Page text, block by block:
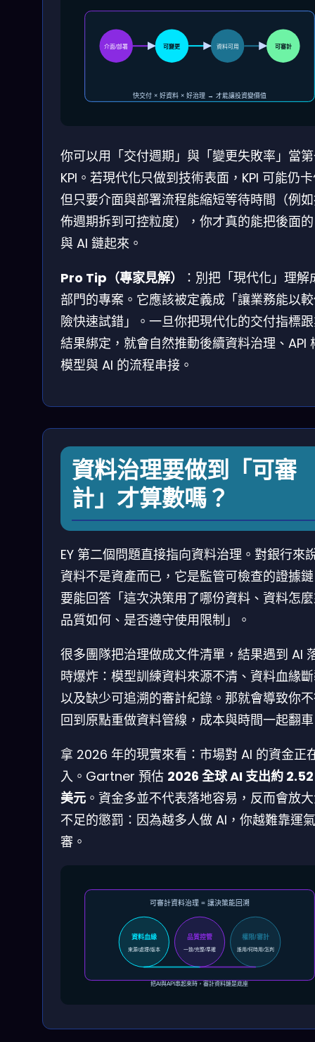
介面/部署 可變更 資料可用 可審計
快交付 × 好資料 × 好治理 → 才能讓投資變價值
你可以用「交付週期」與「變更失敗率」當
KPI。若現代化只做到技術表面，KPI 可能仍
但只要介面與部署流程能縮短等待時間（例
佈週期拆到可控粒度），你才真的能把後面
與 AI 鏈起來。
Pro Tip（專家見解）
：別把「現代化」理解
部門的專案。它應該被定義成「讓業務能以
險快速試錯」。一旦你把現代化的交付指標
結果綁定，就會自然推動後續資料治理、API
模型與 AI 的流程串接。
資料治理要做到「可審
計」才算數嗎？
EY 第二個問題直接指向資料治理。對銀行來
資料不是資產而已，它是監管可檢查的證據
要能回答「這次決策用了哪份資料、資料怎
品質如何、是否遵守使用限制」。
很多團隊把治理做成文件清單，結果遇到 AI
時爆炸：模型訓練資料來源不清、資料血緣
以及缺少可追溯的審計紀錄。那就會導致你
回到原點重做資料管線，成本與時間一起翻
拿 2026 年的現實來看：市場對 AI 的資金正
入。Gartner 預估 2026 全球 AI 支出約
美元 。資金多並不代表落地容易，反而會放
不足的懲罰：因為越多人做 AI，你越難靠運
審。
可審計資料治理 = 讓決策能回溯
資料血緣
來源/處理/版本
品質控管
一致/完整/準確
權限/審計
誰用/何時用/怎判
把AI與API串起來時，審計資料鏈是底座